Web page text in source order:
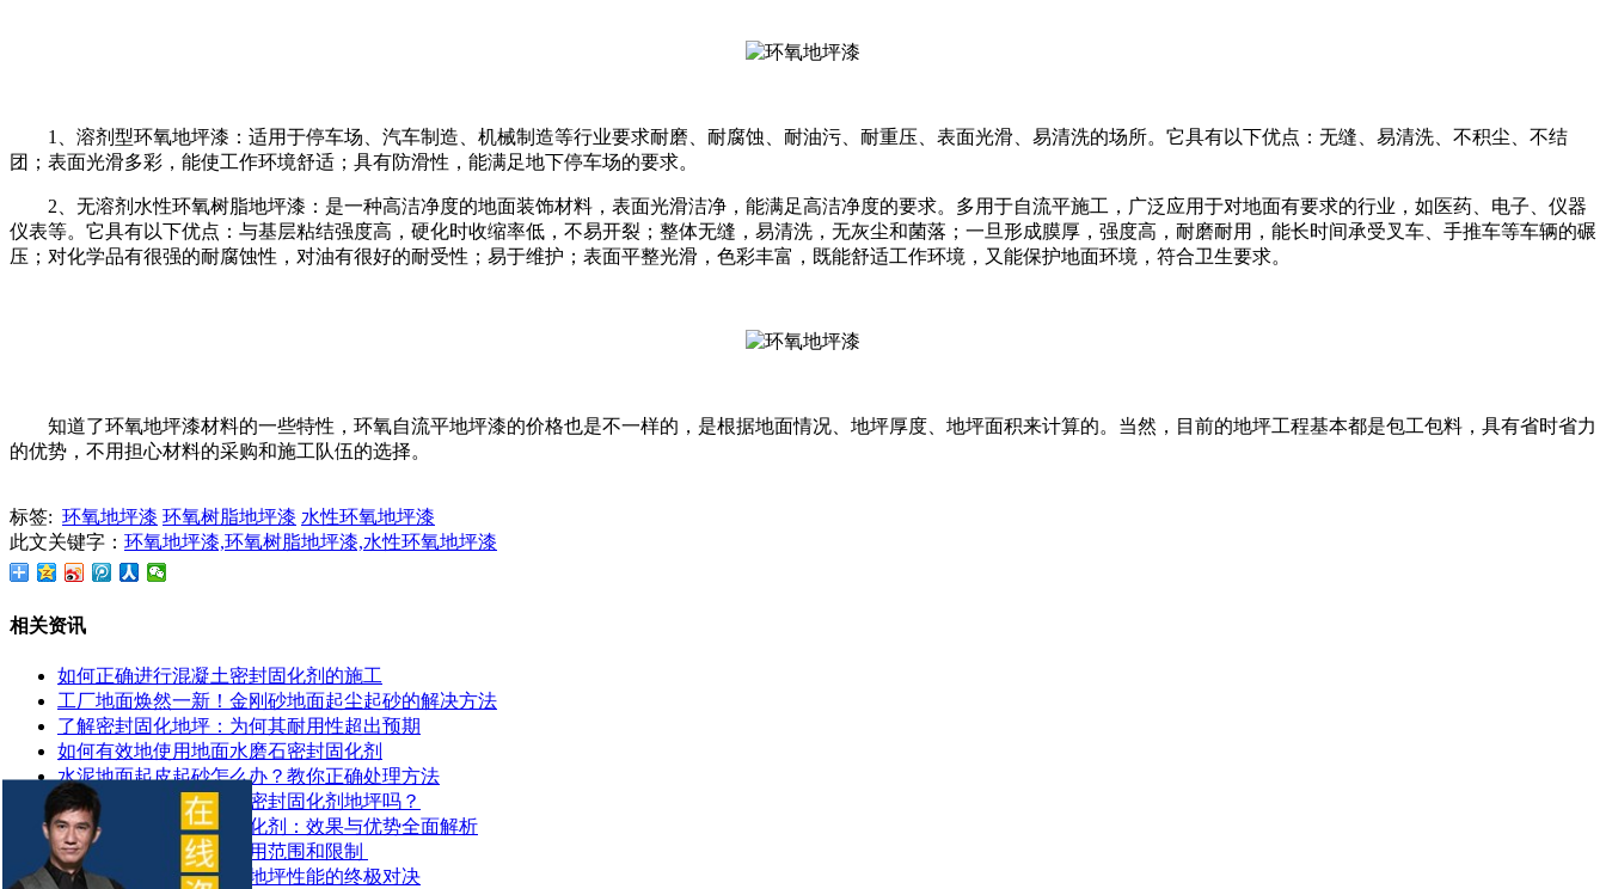
1、溶剂型环氧地坪漆：适用于停车场、汽车制造、机械制造等行业要求耐磨、耐腐蚀、耐油污、耐重压、表面光滑、易清洗的场所。它具有以下优点：无缝、易清洗、不积尘、不结
团；表面光滑多彩，能使工作环境舒适；具有防滑性，能满足地下停车场的要求。
2、无溶剂水性环氧树脂地坪漆：是一种高洁净度的地面装饰材料，表面光滑洁净，能满足高洁净度的要求。多用于自流平施工，广泛应用于对地面有要求的行业，如医药、电子、仪器
仪表等。它具有以下优点：与基层粘结强度高，硬化时收缩率低，不易开裂；整体无缝，易清洗，无灰尘和菌落；一旦形成膜厚，强度高，耐磨耐用，能长时间承受叉车、手推车等车辆的碾
压；对化学品有很强的耐腐蚀性，对油有很好的耐受性；易于维护；表面平整光滑，色彩丰富，既能舒适工作环境，又能保护地面环境，符合卫生要求。
知道了环氧地坪漆材料的一些特性，环氧自流平地坪漆的价格也是不一样的，是根据地面情况、地坪厚度、地坪面积来计算的。当然，目前的地坪工程基本都是包工包料，具有省时省力
的优势，不用担心材料的采购和施工队伍的选择。
标签: 环氧地坪漆 环氧树脂地坪漆 水性环氧地坪漆
此文关键字： 环氧地坪漆,环氧树脂地坪漆,水性环氧地坪漆
相关资讯
如何正确进行混凝土密封固化剂的施工
工厂地面焕然一新！金刚砂地面起尘起砂的解决方法
了解密封固化地坪：为何其耐用性超出预期
如何有效地使用地面水磨石密封固化剂
水泥地面起皮起砂怎么办？教你正确处理方法
地面潮湿可以做混凝土密封固化剂地坪吗？
探索锂基混凝土密封固化剂：效果与优势全面解析
​混凝土密封固化剂的应用范围和限制 ​
混凝土染色地坪与环氧地坪性能的终极对决